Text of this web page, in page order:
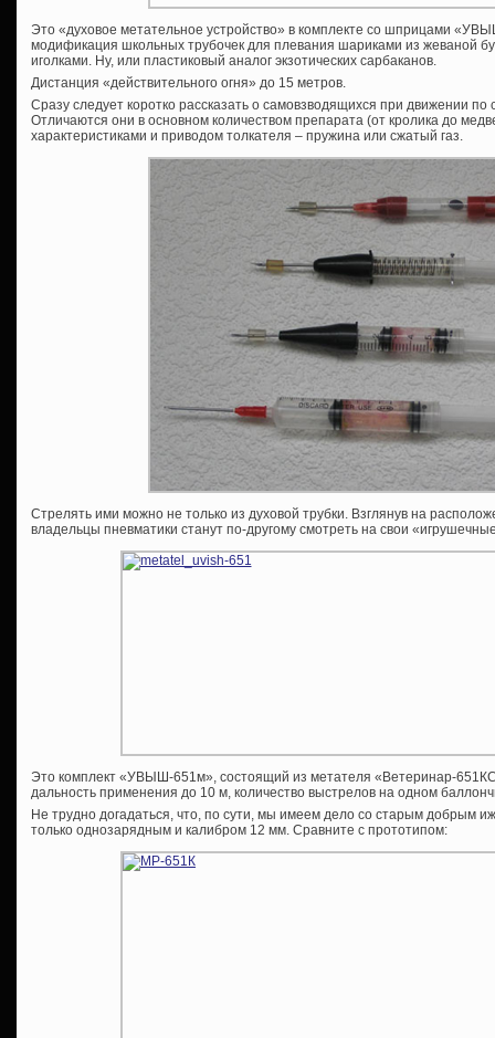
Это «духовое метательное устройство» в комплекте со шприцами
модификация школьных трубочек для плевания шариками из жеваной
иголками. Ну, или пластиковый аналог экзотических сарбаканов.
Дистанция «действительного огня» до 15 метров.
Сразу следует коротко рассказать о самовзводящихся при движении
Отличаются они в основном количеством препарата (от кролика до
характеристиками и приводом толкателя – пружина или сжатый газ.
Стрелять ими можно не только из духовой трубки. Взглянув на
владельцы пневматики станут по-другому смотреть на свои
Это комплект «УВЫШ-651м», состоящий из метателя «Ветеринар-
дальность применения до 10 м, количество выстрелов на одном
Не трудно догадаться, что, по сути, мы имеем дело со старым добрым
только однозарядным и калибром 12 мм. Сравните с прототипом: